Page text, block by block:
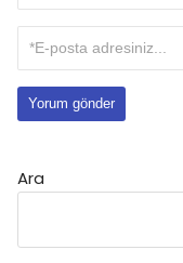
Ara